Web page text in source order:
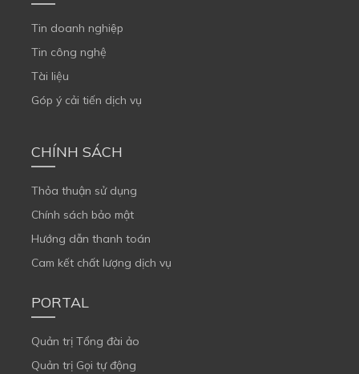
Tin doanh nghiệp
Tin công nghệ
Tài liệu
Góp ý cải tiến dịch vụ
CHÍNH SÁCH
Thỏa thuận sử dụng
Chính sách bảo mật
Hướng dẫn thanh toán
Cam kết chất lượng dịch vụ
PORTAL
Quản trị Tổng đài ảo
Quản trị Gọi tự động